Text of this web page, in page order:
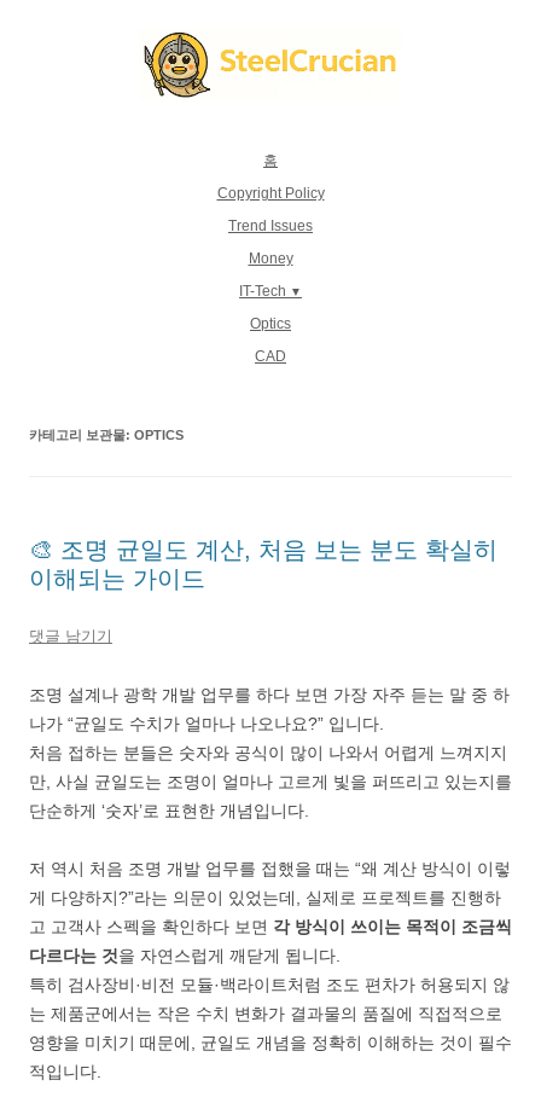
홈
Copyright Policy
Trend Issues
Money
IT-Tech
Optics
CAD
카테고리 보관물: OPTICS
🎨 조명 균일도 계산, 처음 보는 분도 확실히
이해되는 가이드
댓글 남기기
조명 설계나 광학 개발 업무를 하다 보면 가장 자주 듣는 말 중 하
나가 “균일도 수치가 얼마나 나오나요?” 입니다.
처음 접하는 분들은 숫자와 공식이 많이 나와서 어렵게 느껴지지
만, 사실 균일도는 조명이 얼마나 고르게 빛을 퍼뜨리고 있는지를
단순하게 ‘숫자’로 표현한 개념입니다.
저 역시 처음 조명 개발 업무를 접했을 때는 “왜 계산 방식이 이렇
게 다양하지?”라는 의문이 있었는데, 실제로 프로젝트를 진행하
고 고객사 스펙을 확인하다 보면 각 방식이 쓰이는 목적이 조금씩
다르다는 것을 자연스럽게 깨닫게 됩니다.
특히 검사장비·비전 모듈·백라이트처럼 조도 편차가 허용되지 않
는 제품군에서는 작은 수치 변화가 결과물의 품질에 직접적으로
영향을 미치기 때문에, 균일도 개념을 정확히 이해하는 것이 필수
적입니다.